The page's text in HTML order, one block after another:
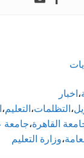
،اخبار
،التظلمات،التعليم،
القاهرة،
،وزارة التعليم